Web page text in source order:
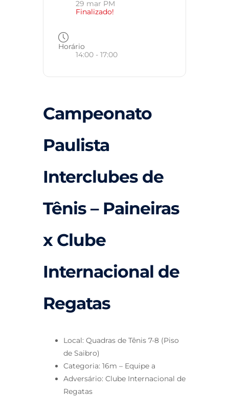
29 mar PM
Finalizado!
Horário
14:00 - 17:00
Campeonato
Paulista
Interclubes de
Tênis – Paineiras
x Clube
Internacional de
Regatas
Local: Quadras de Tênis 7-8 (Piso
de Saibro)
Categoria: 16m – Equipe a
Adversário: Clube Internacional de
Regatas